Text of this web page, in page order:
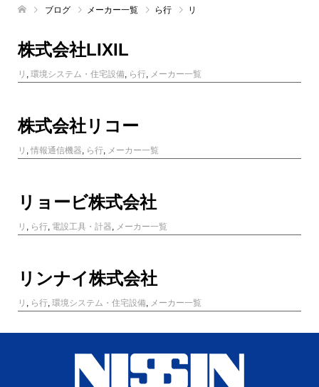
ブログ メーカー一覧 ら行 リ
株式会社LIXIL
リ , 環境システム・住宅設備, ら行, メーカー一覧
株式会社リコー
リ , 情報通信機器, ら行, メーカー一覧
リョービ株式会社
リ , ら行, 電設工具・計器, メーカー一覧
リンナイ株式会社
リ , ら行, 環境システム・住宅設備, メーカー一覧